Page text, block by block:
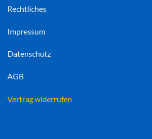
Rechtliches
Impressum
Datenschutz
AGB
Vertrag widerrufen